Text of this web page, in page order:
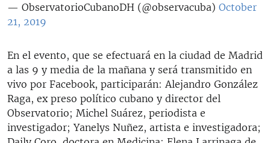
— ObservatorioCubanoDH (@observacuba) October
21, 2019
En el evento, que se efectuará en la ciudad de Madrid
a las 9 y media de la mañana y será transmitido en
vivo por Facebook, participarán: Alejandro González
Raga, ex preso político cubano y director del
Observatorio; Michel Suárez, periodista e
investigador; Yanelys Nuñez, artista e investigadora;